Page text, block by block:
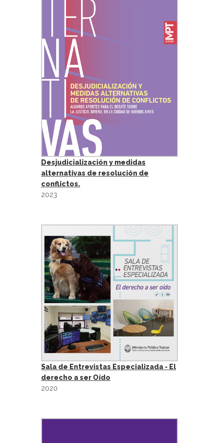
Desjudicialización y medidas
alternativas de resolución de
conflictos.
2023
Sala de Entrevistas Especializada - El
derecho a ser Oído
2020